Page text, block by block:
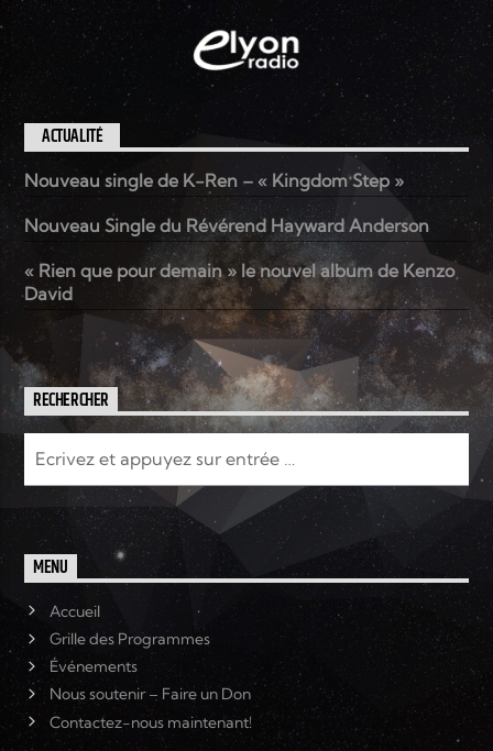
ACTUALITÉ
Nouveau single de K-Ren – « Kingdom Step »
Nouveau Single du Révérend Hayward Anderson
« Rien que pour demain » le nouvel album de Kenzo
David
RECHERCHER
MENU
Accueil
Grille des Programmes
Événements
Nous soutenir – Faire un Don
Contactez-nous maintenant!